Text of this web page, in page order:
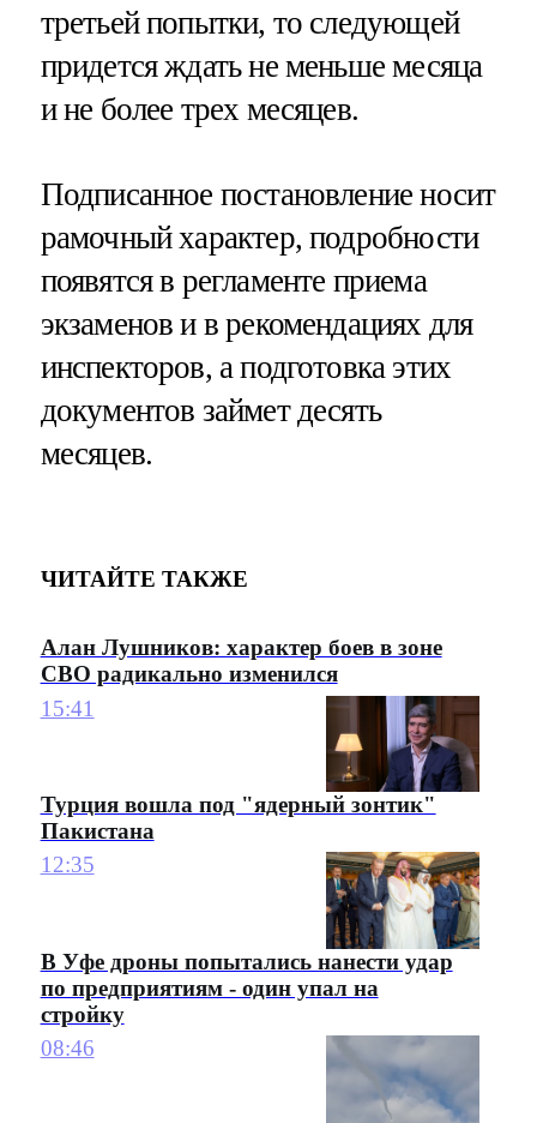
третьей попытки, то следующей
придется ждать не меньше месяца
и не более трех месяцев.
Подписанное постановление носит
рамочный характер, подробности
появятся в регламенте приема
экзаменов и в рекомендациях для
инспекторов, а подготовка этих
документов займет десять
месяцев.
ЧИТАЙТЕ ТАКЖЕ
Алан Лушников: характер боев в зоне
СВО радикально изменился
15:41
Турция вошла под "ядерный зонтик"
Пакистана
12:35
В Уфе дроны попытались нанести удар
по предприятиям - один упал на
стройку
08:46